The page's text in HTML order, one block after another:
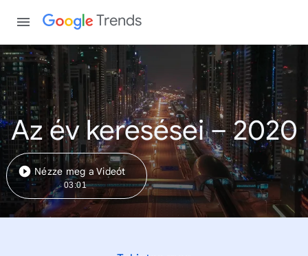
Trends
Az év keresései – 2020
Nézze meg a Videót
03:01